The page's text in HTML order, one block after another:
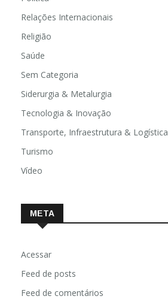
Relações Internacionais
Religião
Saúde
Sem Categoria
Siderurgia & Metalurgia
Tecnologia & Inovação
Transporte, Infraestrutura & Logística
Turismo
Vídeo
META
Acessar
Feed de posts
Feed de comentários